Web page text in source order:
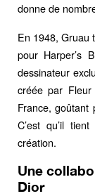
donne de
En 1948, Gruau
pour Harper’s
dessinateur
créée par
France, goûtant
C’est qu’il
création.
Une
Dior